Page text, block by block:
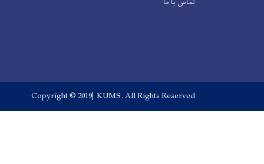
Copyright © 2019| KUMS. All Rights Reserved